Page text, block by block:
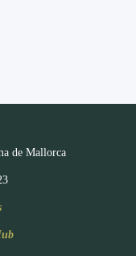
de Mallorca